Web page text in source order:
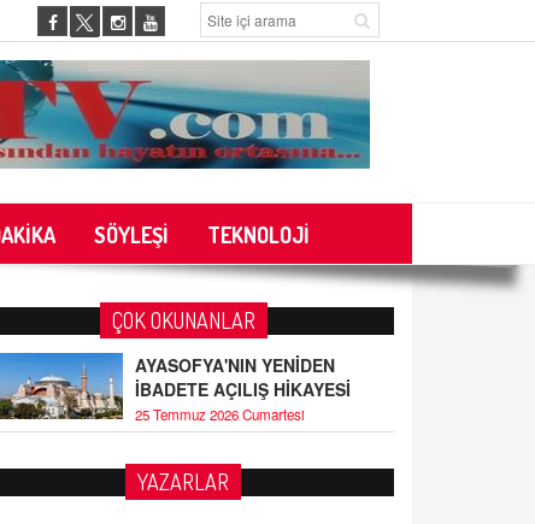
SÖYLEŞİ TEKNOLOJİ
ÇOK OKUNANLAR
AYASOFYA'NIN YENİDEN
İBADETE AÇILIŞ HİKAYESİ
25 Temmuz 2026 Cumartesi
YAZARLAR